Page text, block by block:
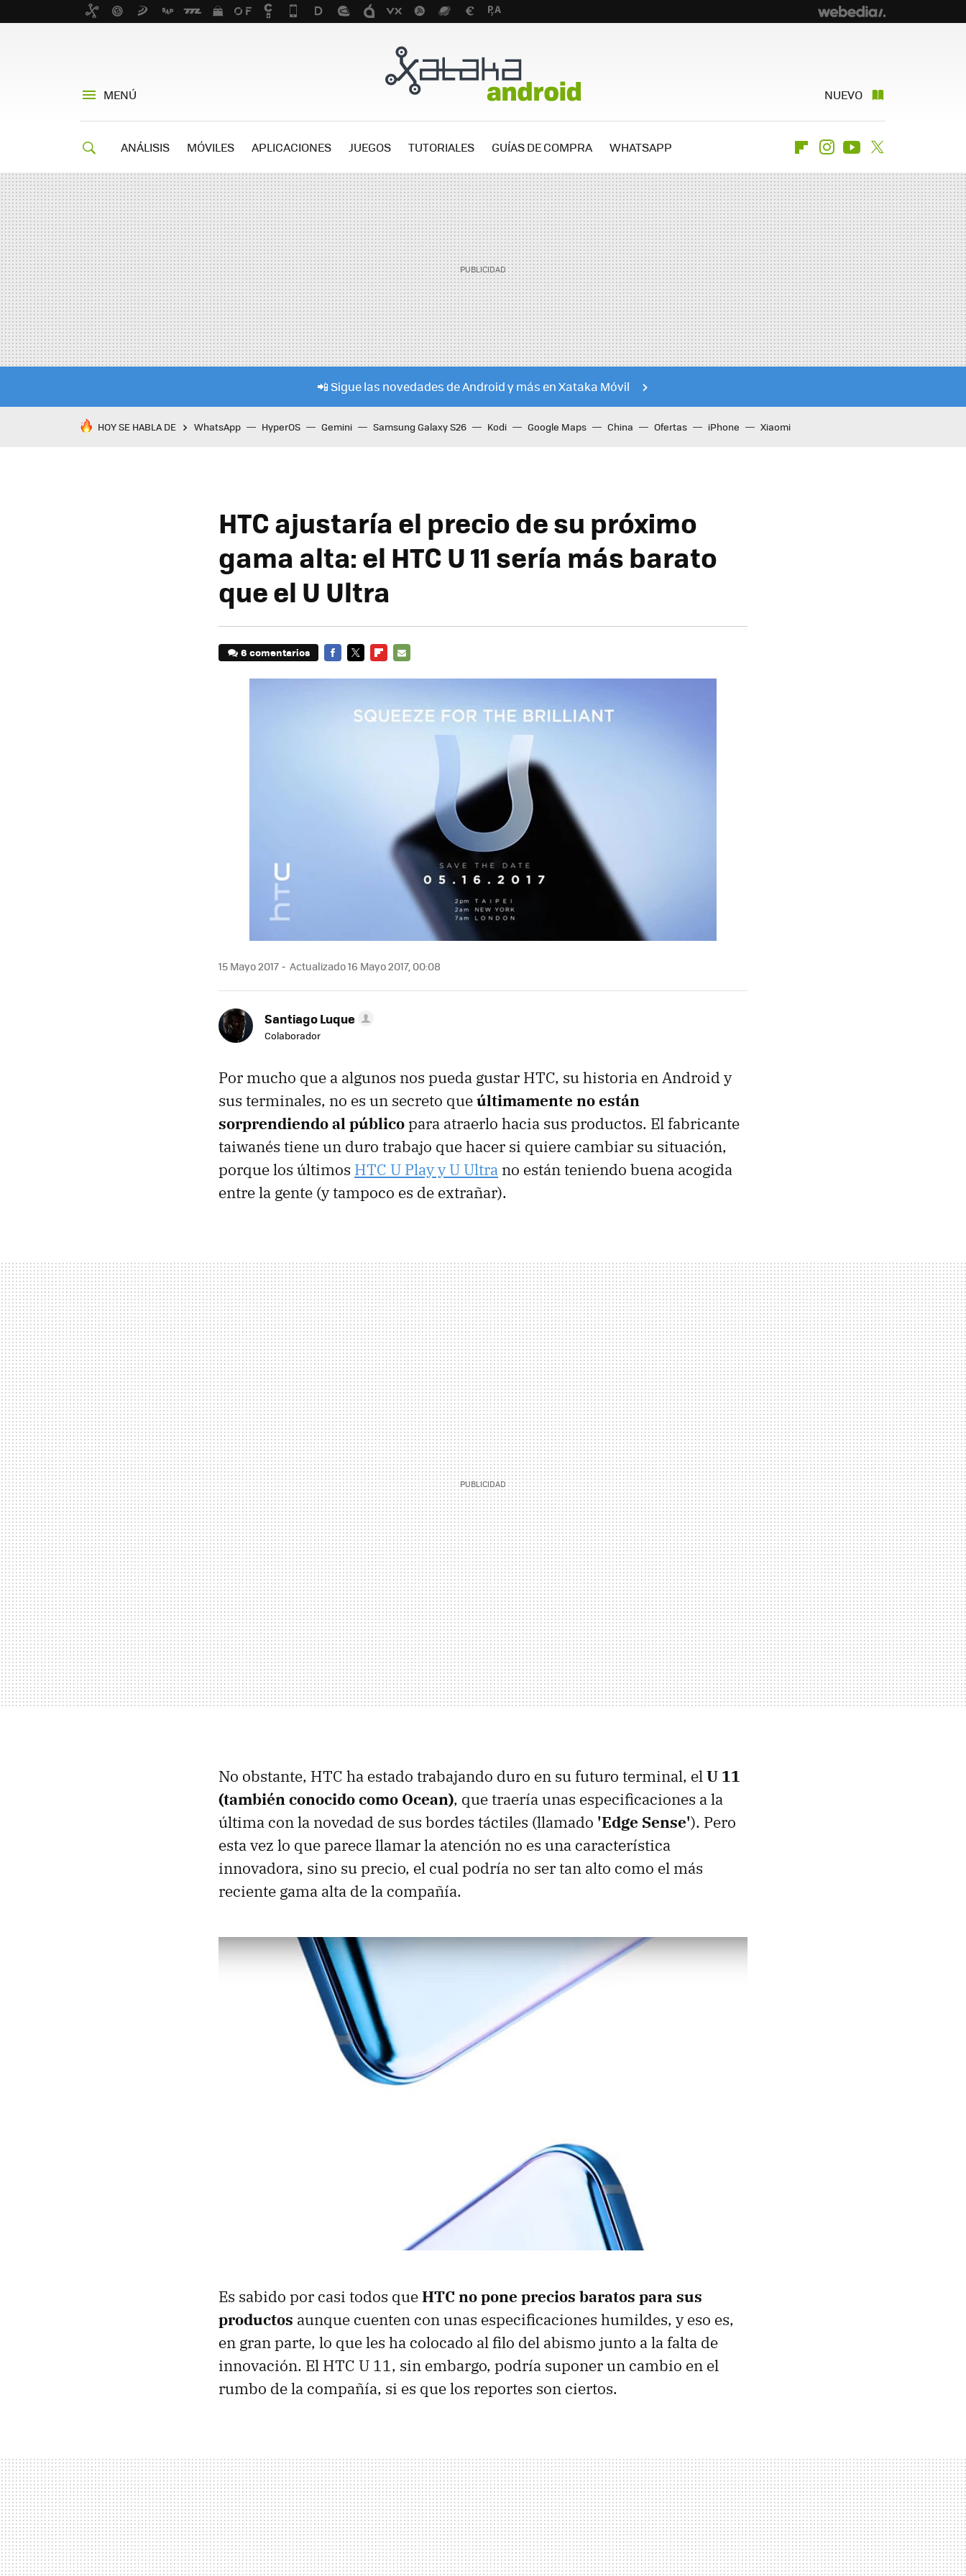
MENÚ NUEVO
ANÁLISIS MÓVILES APLICACIONES JUEGOS TUTORIALES GUÍAS DE COMPRA WHATSAPP FlipboardInstagramYoutube
📲 Sigue las novedades de Android y más en Xataka Móvil
HOY SE HABLA DE WhatsApp HyperOS Gemini Samsung Galaxy S26 Kodi Google Maps China Ofertas iPhone Xiaomi
HTC ajustaría el precio de su próximo
gama alta: el HTC U 11 sería más barato
que el U Ultra
6 comentarios
15 Mayo 2017 Actualizado 16 Mayo 2017, 00:08
Santiago Luque
Colaborador
Por mucho que a algunos nos pueda gustar HTC, su historia en Android y
sus terminales, no es un secreto queúltimamente no están
sorprendiendo al públicopara atraerlo hacia sus productos. El fabricante
taiwanés tiene un duro trabajo que hacer si quiere cambiar su situación,
porque los últimos HTC U Play y U Ultra no están teniendo buena acogida
entre la gente (y tampoco es de extrañar).
No obstante, HTC ha estado trabajando duro en su futuro terminal, elU 11
(también conocido como Ocean), que traería unas especificaciones a la
última con la novedad de sus bordes táctiles (llamado 'Edge Sense'). Pero
esta vez lo que parece llamar la atención no es una característica
innovadora, sino su precio, el cual podría no ser tan alto como el más
reciente gama alta de la compañía.
Es sabido por casi todos queHTC no pone precios baratos para sus
productos aunque cuenten con unas especificaciones humildes, y eso es,
en gran parte, lo que les ha colocado al filo del abismo junto a la falta de
innovación. El HTC U 11, sin embargo, podría suponer un cambio en el
rumbo de la compañía, si es que los reportes son ciertos.